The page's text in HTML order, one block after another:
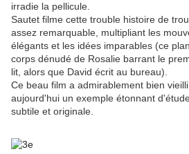
irradie la pellicule.
Sautet filme cette trouble histoire de
assez remarquable, multipliant les
élégants et les idées imparables (ce
corps dénudé de Rosalie barrant le
lit, alors que David écrit au bureau).
Ce beau film a admirablement bien
aujourd'hui un exemple étonnant
subtile et originale.